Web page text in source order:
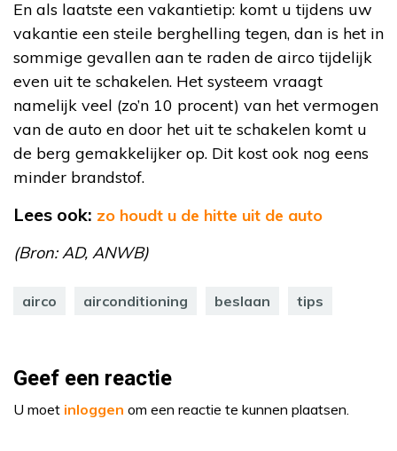
En als laatste een vakantietip: komt u tijdens uw
vakantie een steile berghelling tegen, dan is het in
sommige gevallen aan te raden de airco tijdelijk
even uit te schakelen. Het systeem vraagt
namelijk veel (zo’n 10 procent) van het vermogen
van de auto en door het uit te schakelen komt u
de berg gemakkelijker op. Dit kost ook nog eens
minder brandstof.
Lees ook: zo houdt u de hitte uit de auto
(Bron: AD, ANWB)
airco airconditioning beslaan tips
Geef een reactie
U moet inloggen om een reactie te kunnen plaatsen.